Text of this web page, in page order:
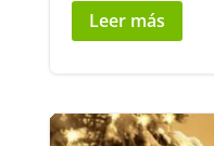
Leer más